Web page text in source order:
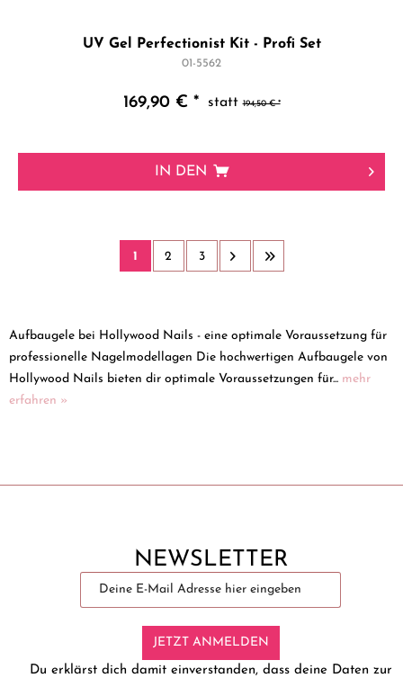
UV Gel Perfectionist Kit - Profi Set
01-5562
169,90 € * 194,50 € *
IN DEN
1 2 3
Aufbaugele bei Hollywood Nails - eine optimale Voraussetzung für
professionelle Nagelmodellagen Die hochwertigen Aufbaugele von
Hollywood Nails bieten dir optimale Voraussetzungen für... mehr
erfahren »
NEWSLETTER
JETZT ANMELDEN
Du erklärst dich damit einverstanden, dass deine Daten zur